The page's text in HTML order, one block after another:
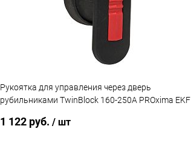
В наличии
Рукоятка для управления через дверь
рубильниками TwinBlock 160-250А PROxima EKF
1 122 руб. / шт